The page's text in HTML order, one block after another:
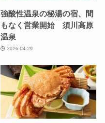
強酸性温泉の秘湯の宿、間
もなく営業開始 須川高原
温泉
2026-04-29